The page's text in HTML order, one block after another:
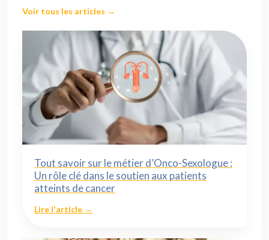
Voir tous les articles →
Tout savoir sur le métier d’Onco-Sexologue :
Un rôle clé dans le soutien aux patients
atteints de cancer
Lire l'article →